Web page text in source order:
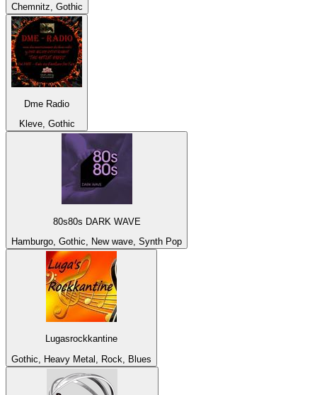
Chemnitz, Gothic
Dme Radio
Kleve, Gothic
80s80s DARK WAVE
Hamburgo, Gothic, New wave, Synth Pop
Lugasrockkantine
Gothic, Heavy Metal, Rock, Blues